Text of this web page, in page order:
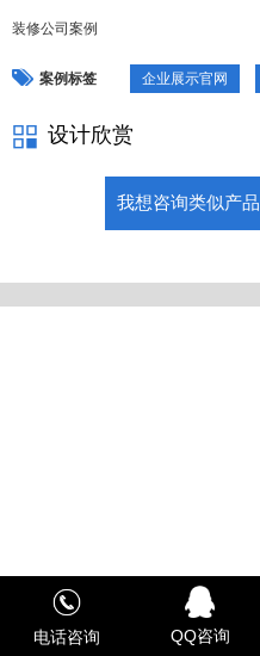
装修公司案例
案例标签 企业展示官网
设计欣赏
我想咨询类似产品
电话咨询 QQ咨询